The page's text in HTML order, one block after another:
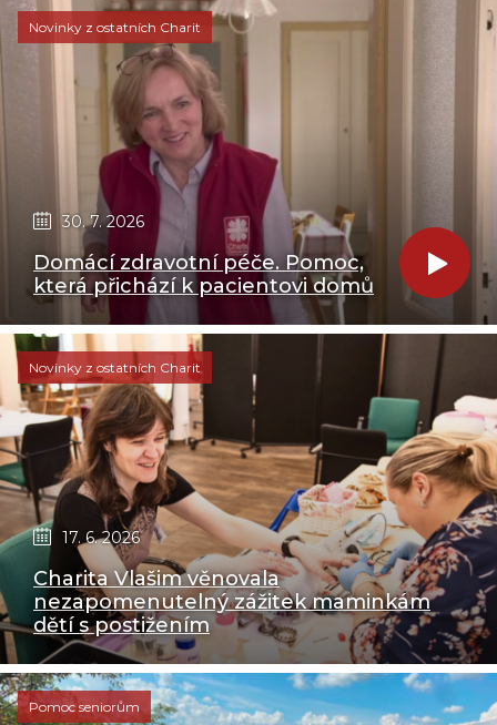
Novinky z ostatních Charit
30. 7. 2026
Domácí zdravotní péče. Pomoc,
která přichází k pacientovi domů
Novinky z ostatních Charit
17. 6. 2026
Charita Vlašim věnovala
nezapomenutelný zážitek maminkám
dětí s postižením
Pomoc seniorům